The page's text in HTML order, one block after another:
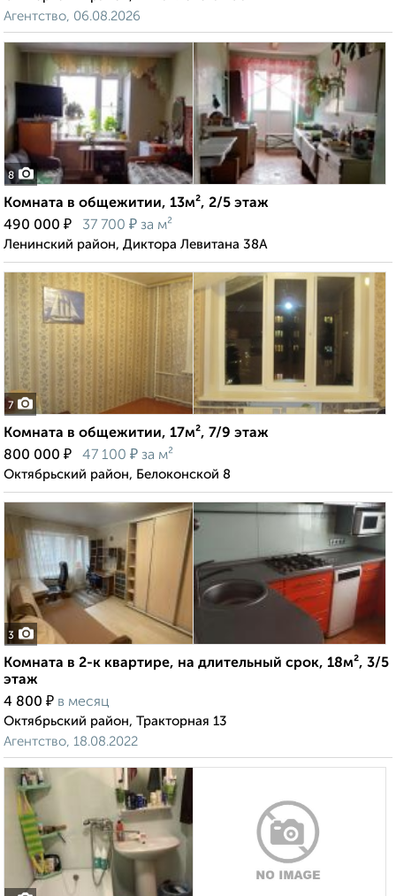
Агентство, 06.08.2026
8
Комната в общежитии, 13м², 2/5 этаж
490 000 ₽ 37 700 ₽ за м²
Ленинский район, Диктора Левитана 38А
7
Комната в общежитии, 17м², 7/9 этаж
800 000 ₽ 47 100 ₽ за м²
Октябрьский район, Белоконской 8
3
Комната в 2-к квартире, на длительный срок, 18м², 3/5
этаж
4 800 ₽ в месяц
Октябрьский район, Тракторная 13
Агентство, 18.08.2022